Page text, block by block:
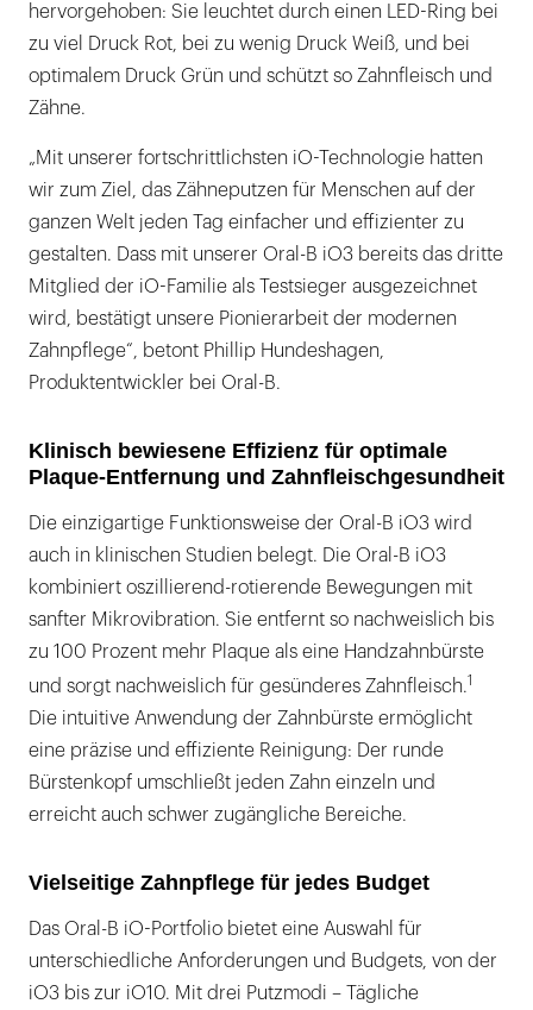
hervorgehoben: Sie leuchtet durch einen LED-Ring bei
zu viel Druck Rot, bei zu wenig Druck Weiß, und bei
optimalem Druck Grün und schützt so Zahnfleisch und
Zähne.
„Mit unserer fortschrittlichsten iO-Technologie hatten
wir zum Ziel, das Zähneputzen für Menschen auf der
ganzen Welt jeden Tag einfacher und effizienter zu
gestalten. Dass mit unserer Oral-B iO3 bereits das dritte
Mitglied der iO-Familie als Testsieger ausgezeichnet
wird, bestätigt unsere Pionierarbeit der modernen
Zahnpflege“, betont Phillip Hundeshagen,
Produktentwickler bei Oral-B.
Klinisch bewiesene Effizienz für optimale
Plaque-Entfernung und Zahnfleischgesundheit
Die einzigartige Funktionsweise der Oral-B iO3 wird
auch in klinischen Studien belegt. Die Oral-B iO3
kombiniert oszillierend-rotierende Bewegungen mit
sanfter Mikrovibration. Sie entfernt so nachweislich bis
zu 100 Prozent mehr Plaque als eine Handzahnbürste
und sorgt nachweislich für gesünderes Zahnfleisch.1
Die intuitive Anwendung der Zahnbürste ermöglicht
eine präzise und effiziente Reinigung: Der runde
Bürstenkopf umschließt jeden Zahn einzeln und
erreicht auch schwer zugängliche Bereiche.
Vielseitige Zahnpflege für jedes Budget
Das Oral-B iO-Portfolio bietet eine Auswahl für
unterschiedliche Anforderungen und Budgets, von der
iO3 bis zur iO10. Mit drei Putzmodi – Tägliche